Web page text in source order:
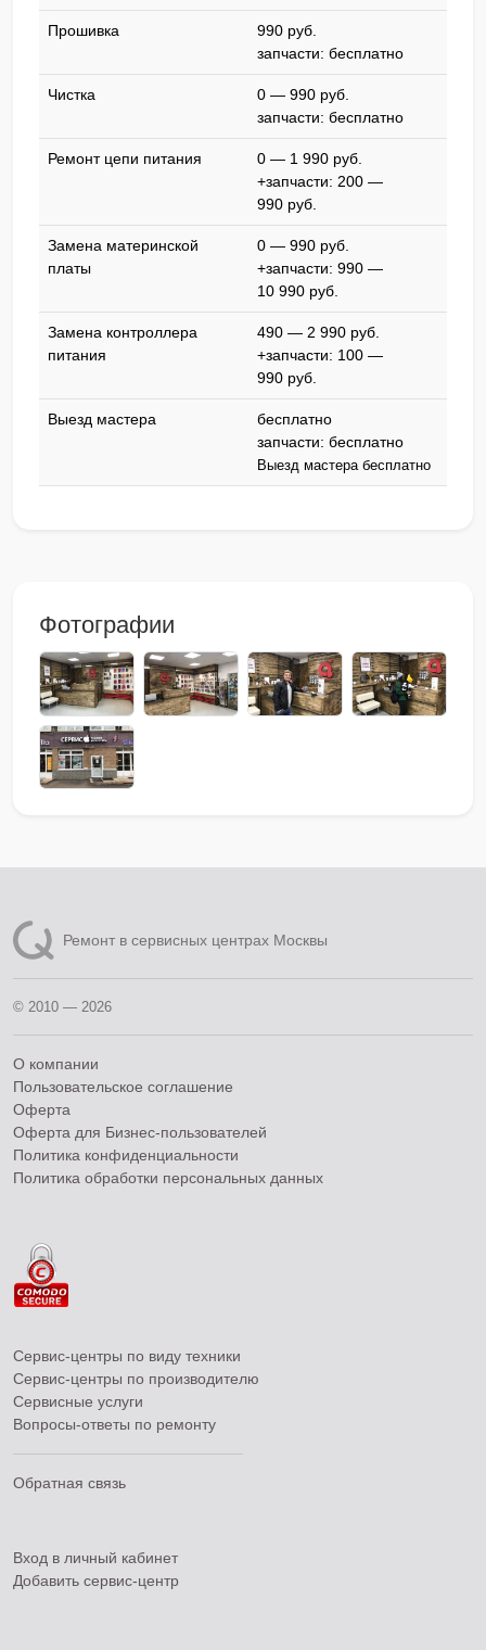
Прошивка
990 pyб.
запчасти: бесплатно
Чистка
0 — 990 pyб.
запчасти: бесплатно
Ремонт цепи питания
0 — 1 990 pyб.
+запчасти: 200 —
990 pyб.
Замена материнской
платы
0 — 990 pyб.
+запчасти: 990 —
10 990 pyб.
Замена контроллера
питания
490 — 2 990 pyб.
+запчасти: 100 —
990 pyб.
Выезд мастера
бесплатно
запчасти: бесплатно
Выезд мастера бесплатно
Фотографии
Ремонт в сервисных центрах Москвы
© 2010 — 2026
О компании
Пользовательское соглашение
Оферта
Оферта для Бизнес-пользователей
Политика конфиденциальности
Политика обработки персональных данных
Сервис-центры по виду техники
Сервис-центры по производителю
Сервисные услуги
Вопросы-ответы по ремонту
Обратная связь
Вход в личный кабинет
Добавить сервис-центр